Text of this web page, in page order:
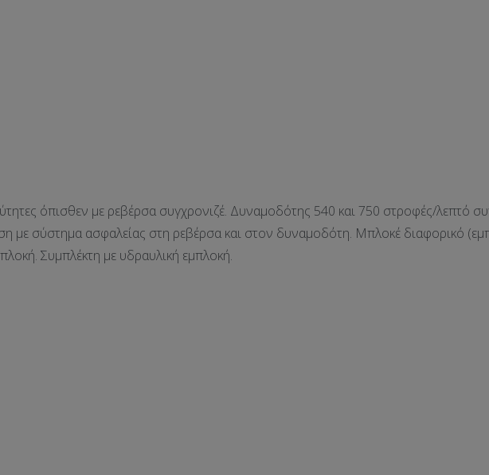
όπισθεν με ρεβέρσα συγχρονιζέ. Δυναμοδότης 540 και 750 στροφές/λεπτό
με σύστημα ασφαλείας στη ρεβέρσα και στον δυναμοδότη. Μπλοκέ διαφορικό
Συμπλέκτη με υδραυλική εμπλοκή.